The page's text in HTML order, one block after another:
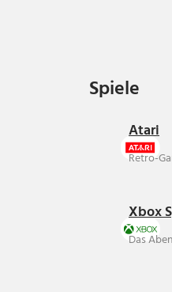
Spiele
Atari
Retro-
Xbox
Das